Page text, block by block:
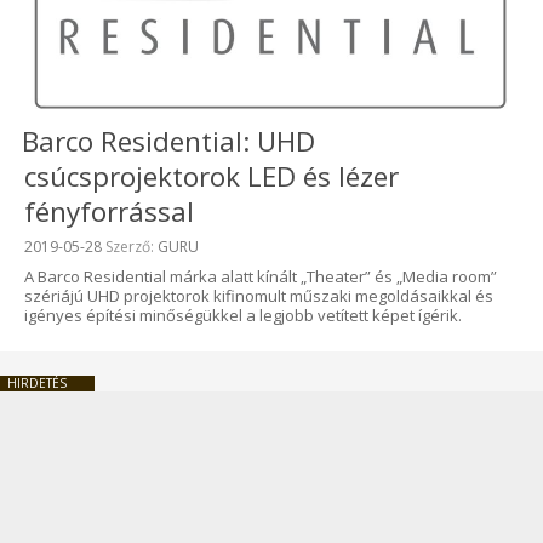
Barco Residential: UHD
csúcsprojektorok LED és lézer
fényforrással
Beküldve:
2019-05-28 Szerző: GURU
A Barco Residential márka alatt kínált „Theater” és „Media room”
szériájú UHD projektorok kifinomult műszaki megoldásaikkal és
igényes építési minőségükkel a legjobb vetített képet ígérik.
HIRDETÉS